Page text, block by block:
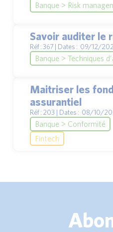
Banque > Risk
Savoir auditer le
Réf : 367 | Dates : 09/12/
Banque > Techniques
Maitriser les
assurantiel
Réf : 203 | Dates : 08/10/
Banque > Conformité
Fintech